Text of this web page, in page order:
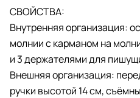
СВОЙСТВА:
Внутренняя организация:
молнии с карманом на
и 3 держателями для
Внешняя организация:
ручки высотой 14 см,